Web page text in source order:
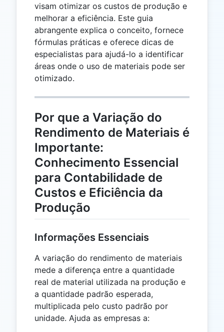
visam otimizar os custos de produção e
melhorar a eficiência. Este guia
abrangente explica o conceito, fornece
fórmulas práticas e oferece dicas de
especialistas para ajudá-lo a identificar
áreas onde o uso de materiais pode ser
otimizado.
Por que a Variação do
Rendimento de Materiais é
Importante:
Conhecimento Essencial
para Contabilidade de
Custos e Eficiência da
Produção
Informações Essenciais
A variação do rendimento de materiais
mede a diferença entre a quantidade
real de material utilizada na produção e
a quantidade padrão esperada,
multiplicada pelo custo padrão por
unidade. Ajuda as empresas a: